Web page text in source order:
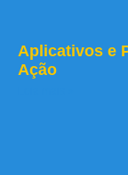
Aplicativos e
Ação